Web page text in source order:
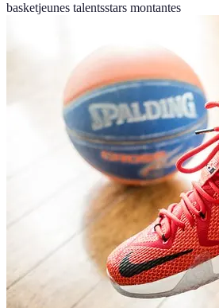
basketjeunes talentsstars montantes